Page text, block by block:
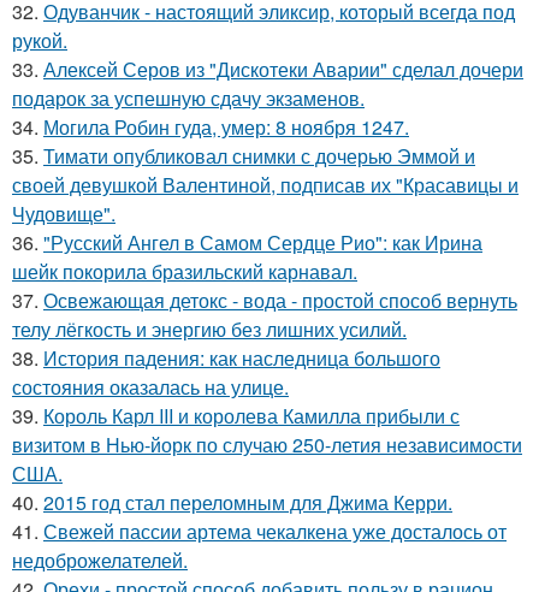
32. Одуванчик - настоящий эликсир, который всегда под
рукой.
33. Алексей Серов из "Дискотеки Аварии" сделал дочери
подарок за успешную сдачу экзаменов.
34. Могила Робин гуда, умер: 8 ноября 1247.
35. Тимати опубликовал снимки с дочерью Эммой и
своей девушкой Валентиной, подписав их "Красавицы и
Чудовище".
36. "Русский Ангел в Самом Сердце Рио": как Ирина
шейк покорила бразильский карнавал.
37. Освежающая детокс - вода - простой способ вернуть
телу лёгкость и энергию без лишних усилий.
38. История падения: как наследница большого
состояния оказалась на улице.
39. Король Карл III и королева Камилла прибыли с
визитом в Нью-йорк по случаю 250-летия независимости
США.
40. 2015 год стал переломным для Джима Керри.
41. Свежей пассии артема чекалкена уже досталось от
недоброжелателей.